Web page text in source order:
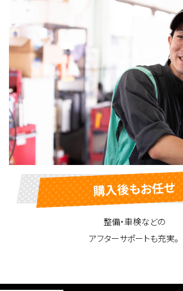
購入後もお任せ
整備・車検などの
アフターサポートも充実。